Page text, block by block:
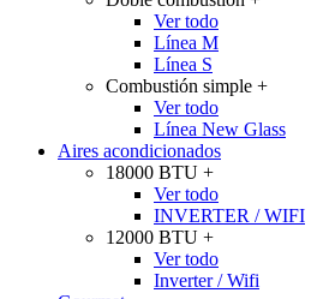
Ver todo
Línea M
Línea S
Combustión simple +
Ver todo
Línea New Glass
Aires acondicionados
18000 BTU +
Ver todo
INVERTER / WIFI
12000 BTU +
Ver todo
Inverter / Wifi